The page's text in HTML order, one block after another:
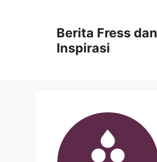
Berita Fress dan
Inspirasi